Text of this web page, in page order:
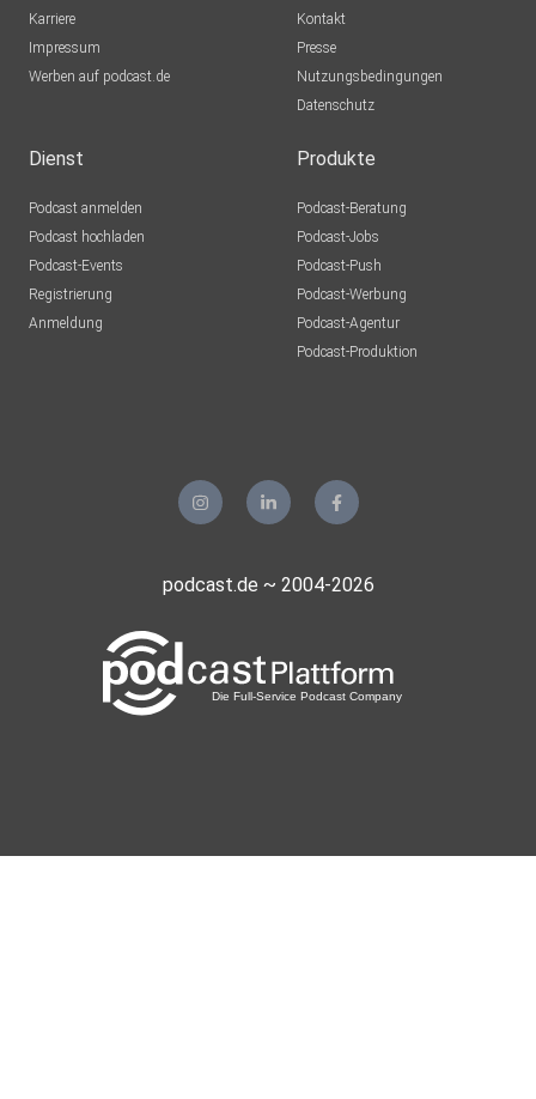
Karriere
Impressum
Werben auf podcast.de
Kontakt
Presse
Nutzungsbedingungen
Datenschutz
Dienst
Podcast anmelden
Podcast hochladen
Podcast-Events
Registrierung
Anmeldung
Produkte
Podcast-Beratung
Podcast-Jobs
Podcast-Push
Podcast-Werbung
Podcast-Agentur
Podcast-Produktion
podcast.de ~ 2004-2026